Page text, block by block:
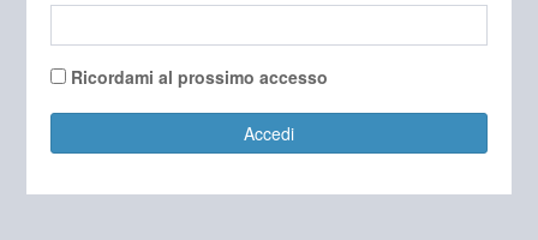
Ricordami al prossimo accesso
Accedi